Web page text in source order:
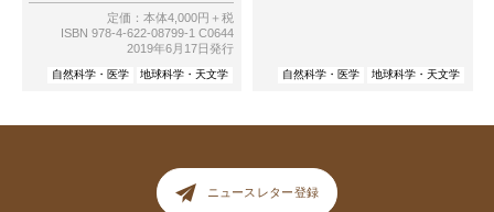
定価：本体4,000円＋税
ISBN 978-4-622-08799-1 C0644
2019年6月17日発行
自然科学・医学 地球科学・天文学 自然科学・医学 地球科学・天文学
ニュースレター登録